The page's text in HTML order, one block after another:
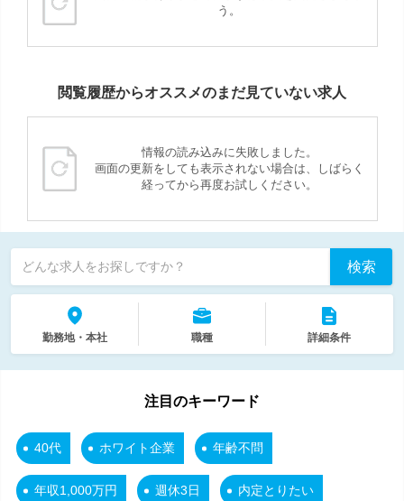
う。
閲覧履歴からオススメのまだ見ていない求人
情報の読み込みに失敗しました。
画面の更新をしても表示されない場合は、しばらく
経ってから再度お試しください。
どんな求人をお探しですか？ 検索
勤務地・本社 職種 詳細条件
注目のキーワード
40代 ホワイト企業 年齢不問
年収1,000万円 週休3日 内定とりたい